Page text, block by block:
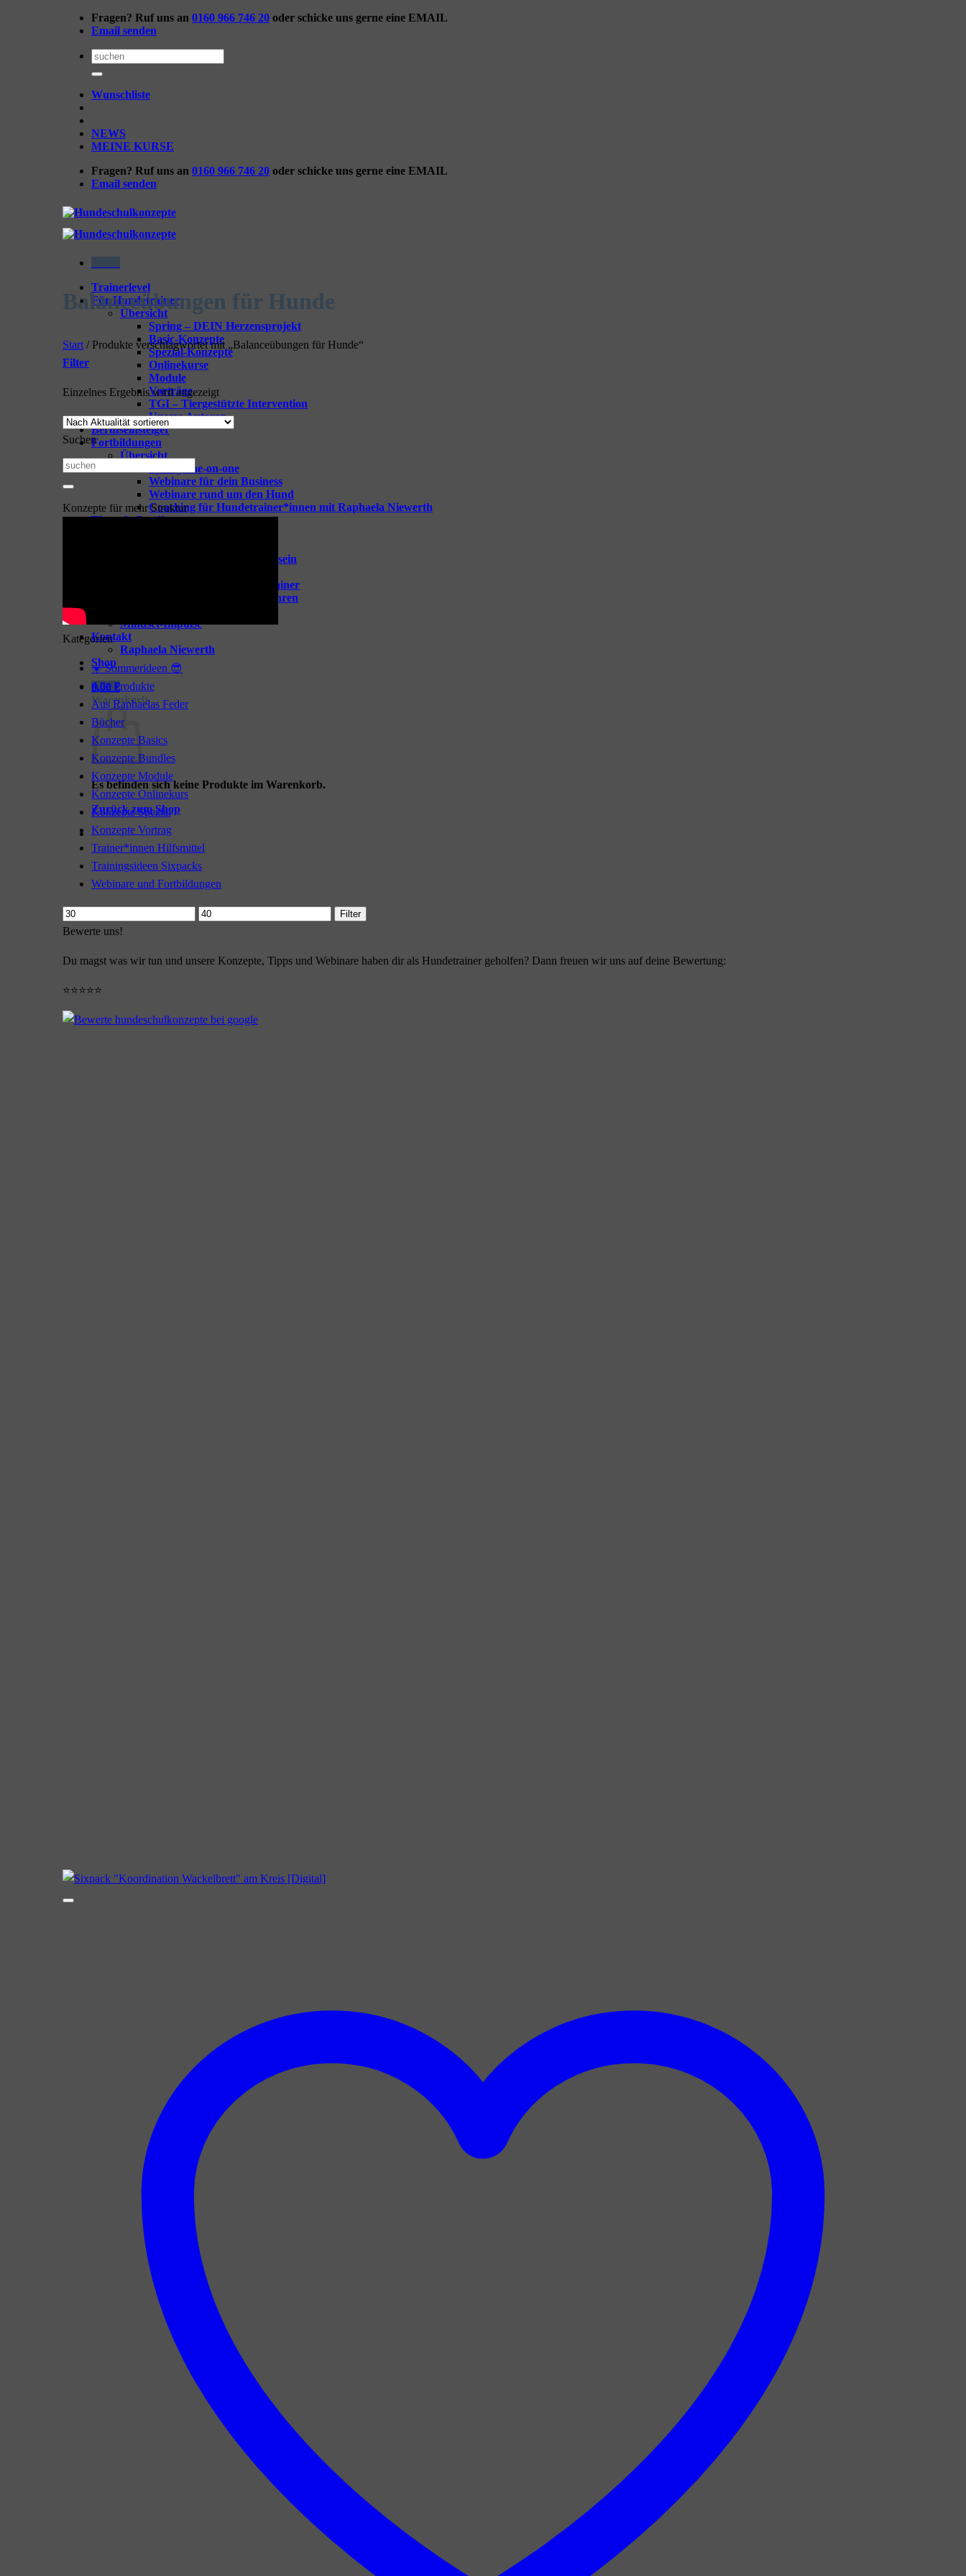
Fragen? Ruf uns an 0160 966 746 20 oder schicke uns gerne eine EMAIL
Email senden
Suchen
nach:
Wunschliste
NEWS
MEINE KURSE
Fragen? Ruf uns an 0160 966 746 20 oder schicke uns gerne eine EMAIL
Email senden
Trainerlevel
Für Hundetrainer
Übersicht
Spring – DEIN Herzensprojekt
Basic-Konzepte
Spezial-Konzepte
Onlinekurse
Module
Vorträge
TGI – Tiergestützte Intervention
Unsere Autoren
Berufseinsteiger
Fortbildungen
Übersicht
Spring-one-on-one
Webinare für dein Business
Webinare rund um den Hund
Coaching für Hundetrainer*innen mit Raphaela Niewerth
Tipps & Goodies
Vorbereitung aufs Hundetrainersein
Erfolgreich Starten als Hundetrainer
Hundeschule mit Leichtigkeit führen
Mindset-Impulse
Kontakt
Raphaela Niewerth
Shop
0,00€
Warenkorb
Es befinden sich keine Produkte im Warenkorb.
Zurück zum Shop
Balanceübungen für Hunde
Start / Produkte verschlagwortet mit „Balanceübungen für Hunde“
Filter
Einzelnes Ergebnis wird angezeigt
Suchen
Suchen
nach:
Konzepte für mehr Struktur
Kategorien
☀️ Sommerideen 😎
Alle Produkte
Aus Raphaelas Feder
Bücher
Konzepte Basics
Konzepte Bundles
Konzepte Module
Konzepte Onlinekurs
Konzepte Spezial
Konzepte Vortrag
Trainer*innen Hilfsmittel
Trainingsideen Sixpacks
Webinare und Fortbildungen
Min.
Preis
Max.
Filter
Bewerte uns!
Du magst was wir tun und unsere Konzepte, Tipps und Webinare haben dir als Hundetrainer geholfen? Dann freuen wir uns auf deine Bewertung:
⭐⭐⭐⭐⭐